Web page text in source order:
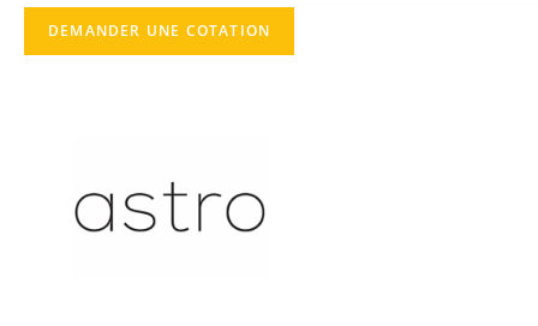
DEMANDER UNE COTATION